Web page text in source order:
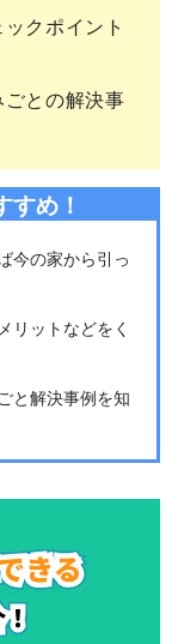
クポイント
ごとの解決事
すめ！
今の家から引っ
リットなどをく
と解決事例を知